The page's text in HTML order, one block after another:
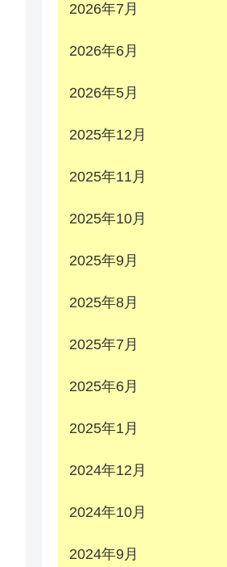
2026年7月
2026年6月
2026年5月
2025年12月
2025年11月
2025年10月
2025年9月
2025年8月
2025年7月
2025年6月
2025年1月
2024年12月
2024年10月
2024年9月